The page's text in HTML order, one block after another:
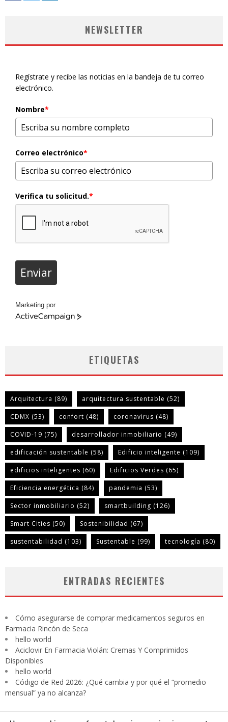
NEWSLETTER
Regístrate y recibe las noticias en la bandeja de tu correo
electrónico.
Nombre*
Correo electrónico*
Verifica tu solicitud.*
Enviar
Marketing por
ActiveCampaign
ETIQUETAS
Arquitectura (89) arquitectura sustentable (52)
CDMX (53) confort (48) coronavirus (48)
COVID-19 (75) desarrollador inmobiliario (49)
edificación sustentable (58) Edificio inteligente (109)
edificios inteligentes (60) Edificios Verdes (65)
Eficiencia energética (84) pandemia (53)
Sector inmobiliario (52) smartbuilding (126)
Smart Cities (50) Sostenibilidad (67)
sustentabilidad (103) Sustentable (99) tecnología (80)
ENTRADAS RECIENTES
Cómo asegurarse de comprar medicamentos seguros en
Farmacia Rincón de Seca
hello world
Aciclovir En Farmacia Violán: Cremas Y Comprimidos
Disponibles
hello world
Código de Red 2026: ¿Qué cambia y por qué el “promedio
mensual” ya no alcanza?